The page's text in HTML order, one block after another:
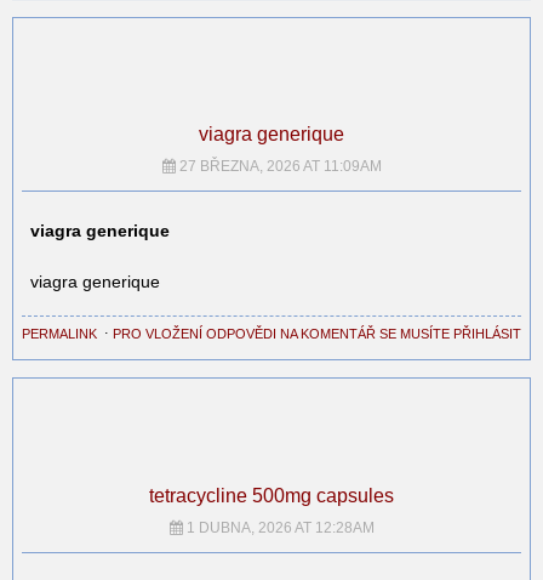
viagra generique
27 BŘEZNA, 2026 AT 11:09AM
viagra generique
viagra generique
PERMALINK ⋅ PRO VLOŽENÍ ODPOVĚDI NA KOMENTÁŘ SE MUSÍTE PŘIHLÁSIT
tetracycline 500mg capsules
1 DUBNA, 2026 AT 12:28AM